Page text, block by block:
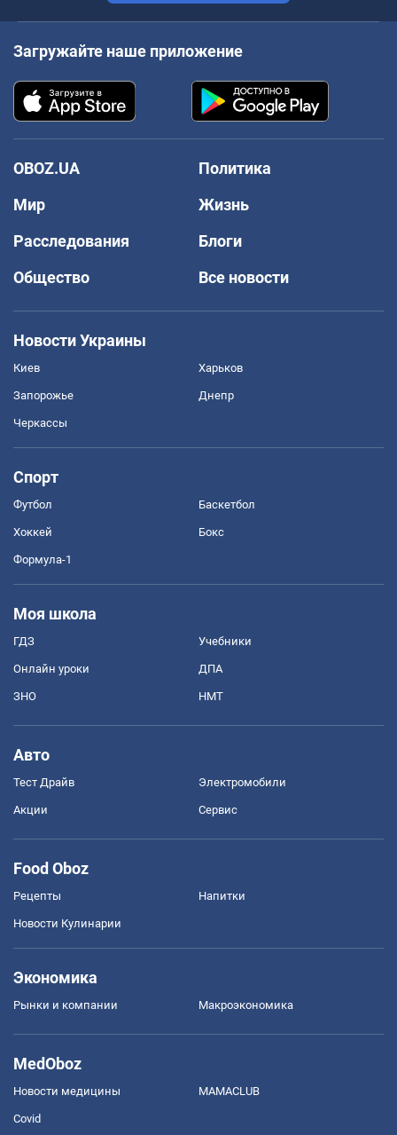
Загружайте наше приложение
OBOZ.UA
Политика
Мир
Жизнь
Расследования
Блоги
Общество
Все новости
Новости Украины
Киев Харьков
Запорожье Днепр
Черкассы
Спорт
Футбол Баскетбол
Хоккей Бокс
Формула-1
Моя школа
ГДЗ Учебники
Онлайн уроки ДПА
ЗНО НМТ
Авто
Тест Драйв Электромобили
Акции Сервис
Food Oboz
Рецепты Напитки
Новости Кулинарии
Экономика
Рынки и компании Mакроэкономика
MedOboz
Новости медицины MAMACLUB
Covid